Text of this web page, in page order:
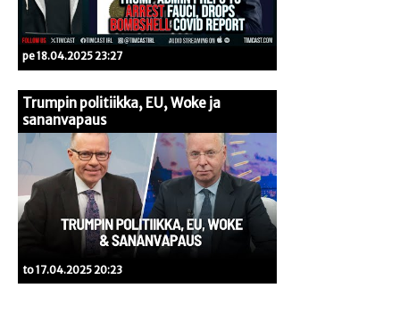
pe 18.04.2025 23:27
Trumpin politiikka, EU, Woke ja
sananvapaus
to 17.04.2025 20:23